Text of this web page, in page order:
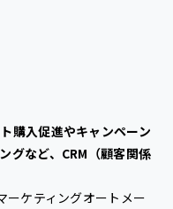
購入促進やキャンペーン
グなど、CRM（顧客関係
ーケティングオートメー